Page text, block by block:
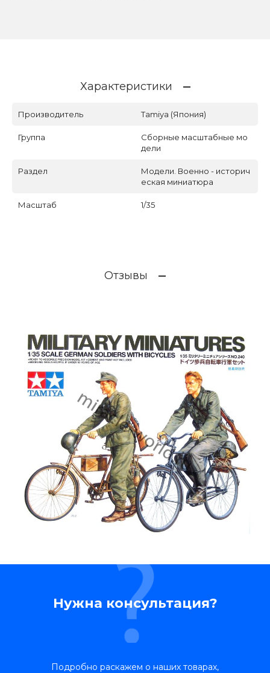
Характеристики
Производитель Tamiya (Япония)
Группа
Сборные масштабные мо
дели
Раздел
Модели. Военно - историч
еская миниатюра
Масштаб 1/35
Отзывы
Нужна консультация?
Подробно раскажем о наших товарах,